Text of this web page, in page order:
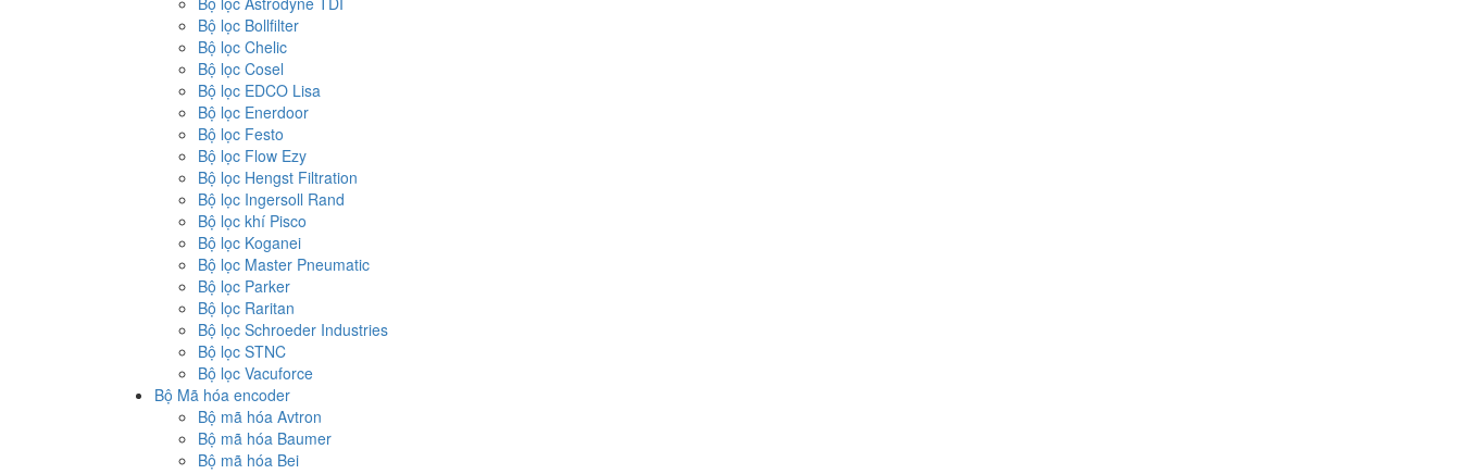
Bộ lọc Bollfilter
Bộ lọc Chelic
Bộ lọc Cosel
Bộ lọc EDCO Lisa
Bộ lọc Enerdoor
Bộ lọc Festo
Bộ lọc Flow Ezy
Bộ lọc Hengst Filtration
Bộ lọc Ingersoll Rand
Bộ lọc khí Pisco
Bộ lọc Koganei
Bộ lọc Master Pneumatic
Bộ lọc Parker
Bộ lọc Raritan
Bộ lọc Schroeder Industries
Bộ lọc STNC
Bộ lọc Vacuforce
Bộ Mã hóa encoder
Bộ mã hóa Avtron
Bộ mã hóa Baumer
Bộ mã hóa Bei